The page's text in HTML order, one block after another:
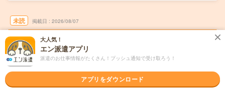
未読 掲載日 2026/08/07
基本18時まで＊未経験者歓迎＊書類チェック
など
職種未経験OK 交通費別途支給あり WEB登録OK 派遣
名古屋市中区
大人気！
エン派遣アプリ
派遣のお仕事情報がたくさん！プッシュ通知で受け取ろう！
アプリをダウンロード